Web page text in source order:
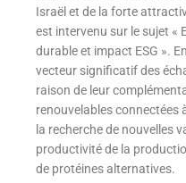
Israël et de la forte
est intervenu sur le sujet «
durable et impact ESG ».
vecteur significatif des
raison de leur
renouvelables connectées
la recherche de nouvelles
productivité de la
de protéines alternatives.